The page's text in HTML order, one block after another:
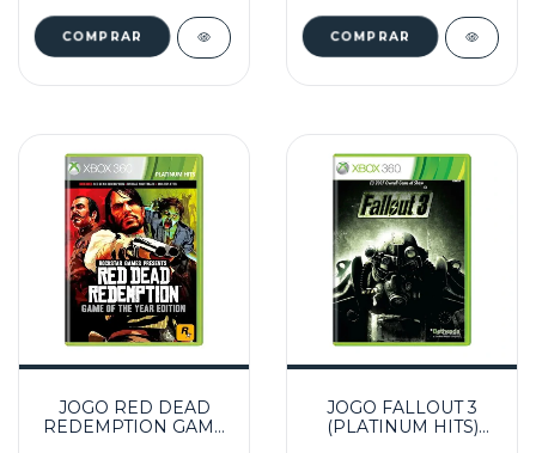
JOGO RED DEAD
REDEMPTION GAME
JOGO FALLOUT 3
(PLATINUM HITS)